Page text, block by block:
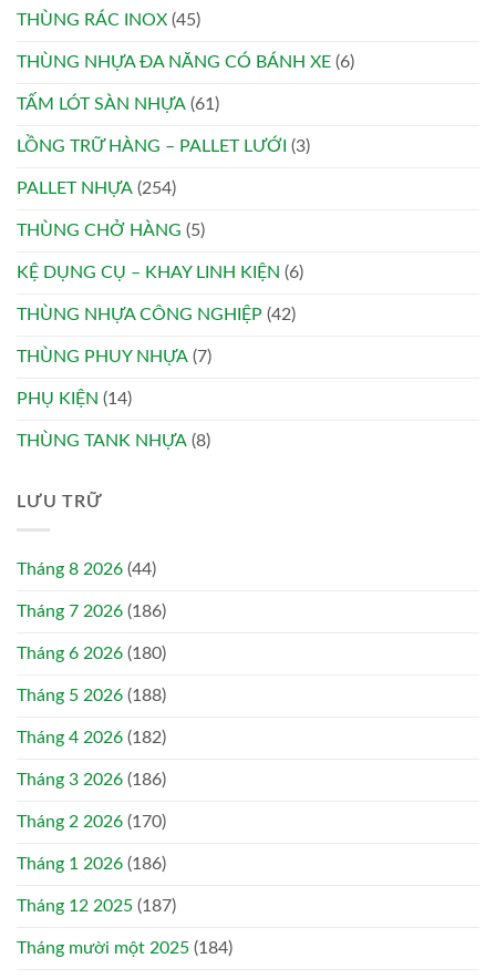
THÙNG RÁC INOX (45)
THÙNG NHỰA ĐA NĂNG CÓ BÁNH XE (6)
TẤM LÓT SÀN NHỰA (61)
LỒNG TRỮ HÀNG – PALLET LƯỚI (3)
PALLET NHỰA (254)
THÙNG CHỞ HÀNG (5)
KỆ DỤNG CỤ – KHAY LINH KIỆN (6)
THÙNG NHỰA CÔNG NGHIỆP (42)
THÙNG PHUY NHỰA (7)
PHỤ KIỆN (14)
THÙNG TANK NHỰA (8)
LƯU TRỮ
Tháng 8 2026 (44)
Tháng 7 2026 (186)
Tháng 6 2026 (180)
Tháng 5 2026 (188)
Tháng 4 2026 (182)
Tháng 3 2026 (186)
Tháng 2 2026 (170)
Tháng 1 2026 (186)
Tháng 12 2025 (187)
Tháng mười một 2025 (184)